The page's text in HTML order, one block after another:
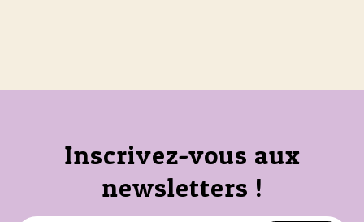
Inscrivez-vous aux
newsletters !